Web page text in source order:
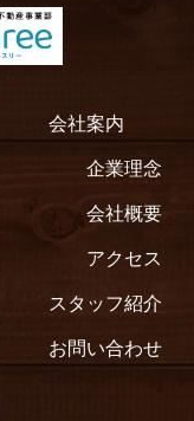
会社案内
企業理念
会社概要
アクセス
スタッフ紹介
お問い合わせ